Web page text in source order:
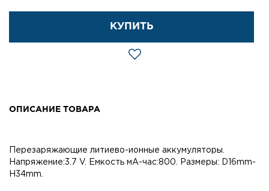
КУПИТЬ
ОПИСАНИЕ ТОВАРА
Перезаряжающие литиево-ионные аккумуляторы.
Напряжение:3.7 V. Емкость мА-час:800. Размеры: D16mm-
H34mm.